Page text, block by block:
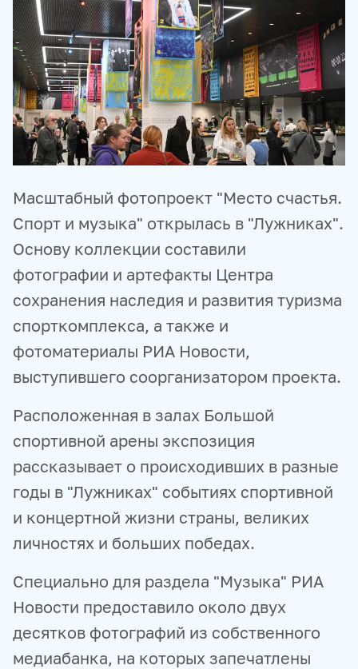
НОВОСТНЫЕ ЛЕНТЫ
МЕДИАБАНК
РЕКЛАМА И СПЕЦПРОЕКТЫ
МЕДИАФАСАД
РЕЙТИНГИ И АНАЛИТИКА
БАЗА АНОНСОВ
ПЕРЕВОДЫ
ФОТОХОСТИНГИ
ФОТОВЫСТАВКИ
ТРЕНИНГИ
МУЛЬТИМЕДИЙНЫЙ ПРЕСС-ЦЕНТР
Масштабный фотопроект "Место счастья.
Спорт и музыка" открылась в "Лужниках".
Основу коллекции составили
фотографии и артефакты Центра
сохранения наследия и развития туризма
спорткомплекса, а также и
фотоматериалы РИА Новости,
выступившего соорганизатором проекта.
Расположенная в залах Большой
спортивной арены экспозиция
рассказывает о происходивших в разные
годы в "Лужниках" событиях спортивной
и концертной жизни страны, великих
личностях и больших победах.
Специально для раздела "Музыка" РИА
Новости предоставило около двух
десятков фотографий из собственного
медиабанка, на которых запечатлены